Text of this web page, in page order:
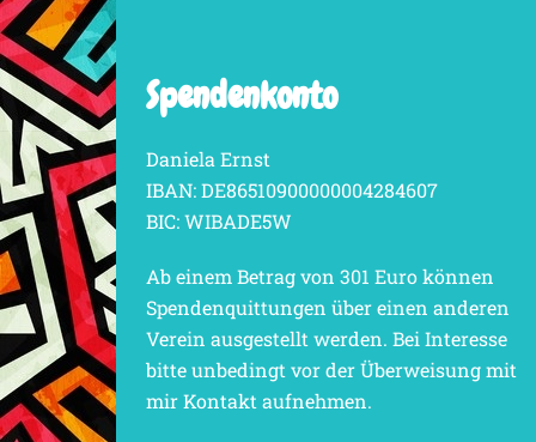
Spendenkonto
Daniela Ernst
IBAN: DE86510900000004284607
BIC: WIBADE5W
Ab einem Betrag von 301 Euro können
Spendenquittungen über einen anderen
Verein ausgestellt werden. Bei Interesse
bitte unbedingt vor der Überweisung mit
mir Kontakt aufnehmen.